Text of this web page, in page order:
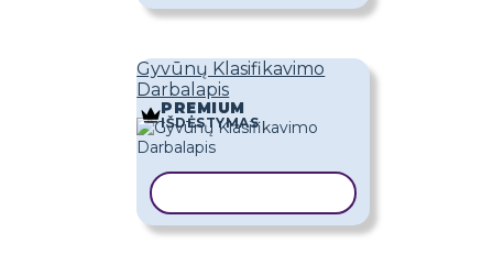
Gyvūnų Klasifikavimo
Darbalapis
PREMIUM
IŠDĖSTYMAS